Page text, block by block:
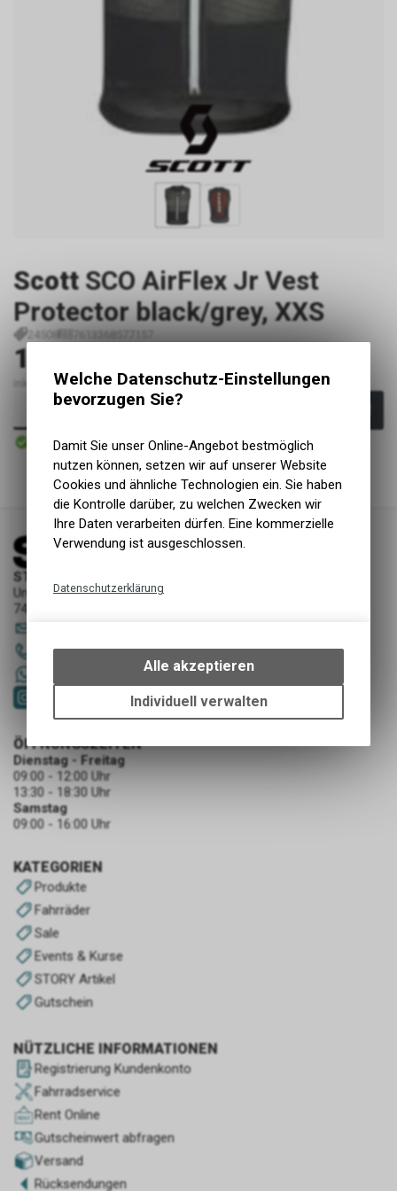
Scott SCO AirFlex Jr Vest
Protector black/grey, XXS
24508 7613368577157
130.00
inkl. MwSt., zzgl. Versandkosten
In den Warenkorb
Versand
STORY Sportwerkstatt - Thusis
Unterer Rosenbühl 7
7430 Thusis
081 651 52 53
KATEGORIEN
Produkte
Fahrräder
Sale
Events & Kurse
STORY Artikel
Gutschein
NÜTZLICHE INFORMATIONEN
Registrierung Kundenkonto
Fahrradservice
Rent Online
Gutscheinwert abfragen
Versand
Rücksendungen
ÖFFNUNGSZEITEN
Dienstag - Freitag
09:00 - 12:00 Uhr
13:30 - 18:30 Uhr
Samstag
09:00 - 16:00 Uhr
Welche Datenschutz-Einstellungen
bevorzugen Sie?
Damit Sie unser Online-Angebot bestmöglich
nutzen können, setzen wir auf unserer Website
Cookies und ähnliche Technologien ein. Sie haben
die Kontrolle darüber, zu welchen Zwecken wir
Ihre Daten verarbeiten dürfen. Eine kommerzielle
Verwendung ist ausgeschlossen.
Datenschutzerklärung
bestimmte Interaktionen und
Einstellungen auf Ihrem Gerät,
um die grundlegenden
Funktionen unseres Online-
Alle akzeptieren
Individuell verwalten